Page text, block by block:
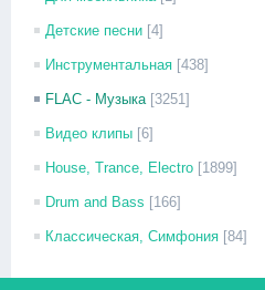
Детские песни [4]
Инструментальная [438]
FLAC - Музыка [3251]
Видео клипы [6]
House, Trance, Electro [1899]
Drum and Bass [166]
Классическая, Симфония [84]